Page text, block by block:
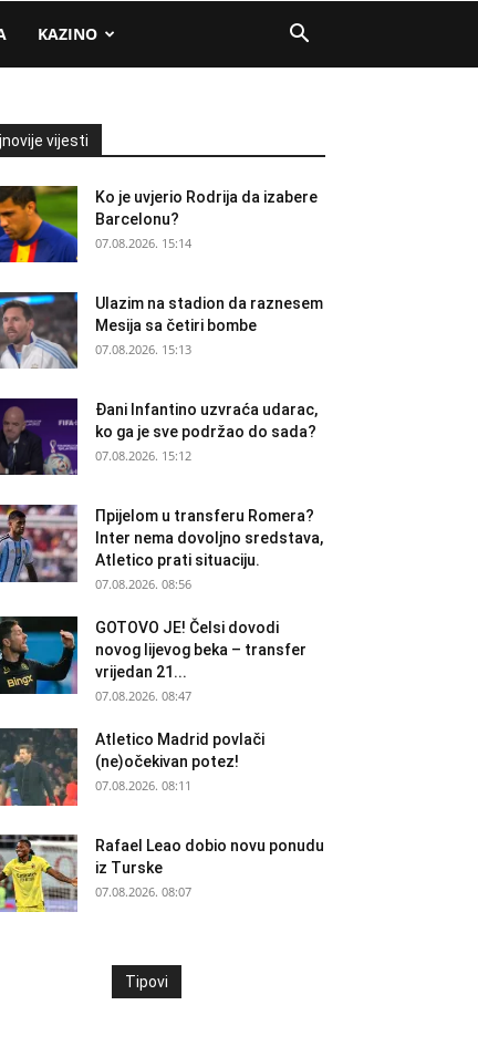
KAZINO
vijesti
Ko je uvjerio Rodrija da izabere
Barcelonu?
07.08.2026. 15:14
Ulazim na stadion da raznesem
Mesija sa četiri bombe
07.08.2026. 15:13
Đani Infantino uzvraća udarac,
ko ga je sve podržao do sada?
07.08.2026. 15:12
Прijelom u transferu Romera?
Inter nema dovoljno sredstava,
Atletico prati situaciju.
07.08.2026. 08:56
GOTOVO JE! Čelsi dovodi
novog lijevog beka – transfer
vrijedan 21...
07.08.2026. 08:47
Atletico Madrid povlači
(ne)očekivan potez!
07.08.2026. 08:11
Rafael Leao dobio novu ponudu
iz Turske
07.08.2026. 08:07
Tipovi